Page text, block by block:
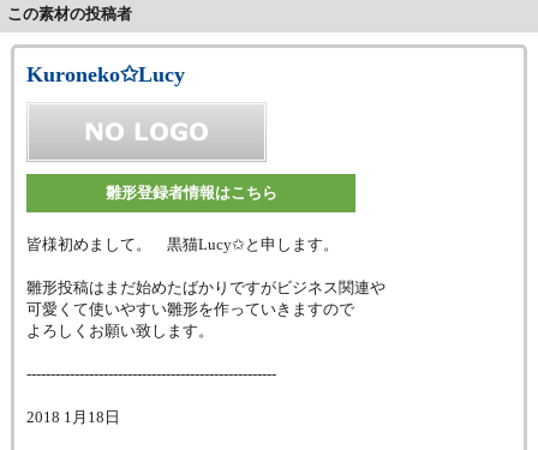
この素材の投稿者
Kuroneko✩Lucy
雛形登録者情報はこちら
皆様初めまして。 黒猫Lucy✩と申します。
雛形投稿はまだ始めたばかりですがビジネス関連や
可愛くて使いやすい雛形を作っていきますので
よろしくお願い致します。
----------------------------------------------------
2018 1月18日